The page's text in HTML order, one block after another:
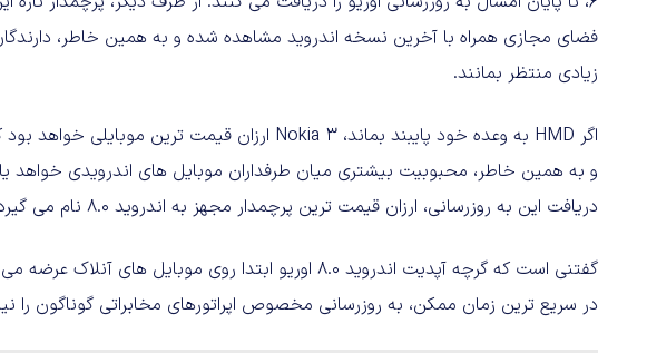
فضای مجازی همراه با آخرین نسخه اندروید مشاهده شده و به همین خاطر،
زیادی منتظر بمانند.
دریافت این به روزرسانی، ارزان قیمت ترین پرچمدار مجهز به اندروید 8.0 نام می گیرد.
گفتنی است که گرچه آپدیت اندروید 8.0 اوریو ابتدا روی موبایل
در سریع ترین زمان ممکن، به روزرسانی مخصوص اپراتورهای مخابراتی گوناگون را